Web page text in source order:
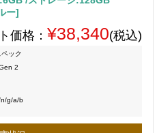
ー]
価格： ¥38,340(税込)
ペック
2
g/a/b